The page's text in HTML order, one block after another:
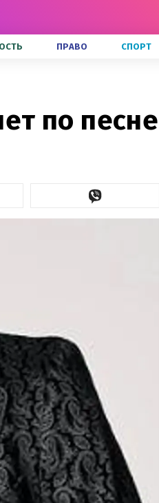
ПРАВО СПОРТ
по песне